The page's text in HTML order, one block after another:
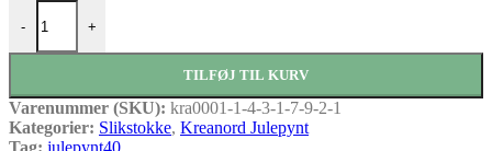
-
Liberty Slikstok Ava antal
+
TILFØJ TIL KURV
Varenummer (SKU): kra0001-1-4-3-1-7-9-2-1
Kategorier: Slikstokke, Kreanord Julepynt